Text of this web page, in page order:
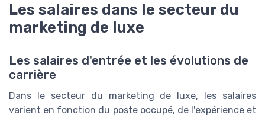
Les salaires dans le secteur du
marketing de luxe
Les salaires d'entrée et les évolutions de
carrière
Dans le secteur du marketing de luxe, les salaires
varient en fonction du poste occupé, de l'expérience et